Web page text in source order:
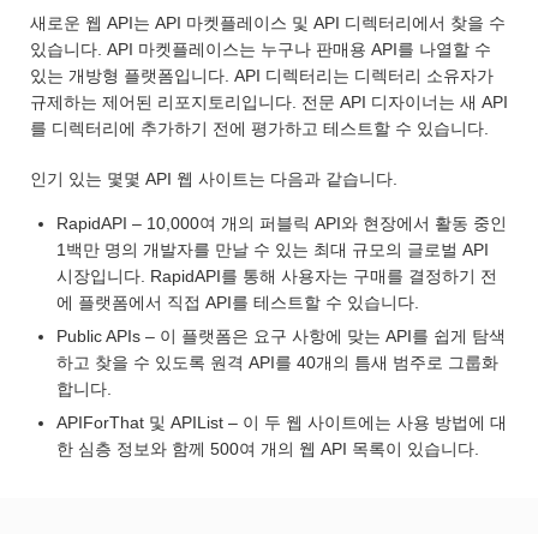
새로운 웹 API는 API 마켓플레이스 및 API 디렉터리에서 찾을 수
있습니다. API 마켓플레이스는 누구나 판매용 API를 나열할 수
있는 개방형 플랫폼입니다. API 디렉터리는 디렉터리 소유자가
규제하는 제어된 리포지토리입니다. 전문 API 디자이너는 새 API
를 디렉터리에 추가하기 전에 평가하고 테스트할 수 있습니다.
인기 있는 몇몇 API 웹 사이트는 다음과 같습니다.
RapidAPI – 10,000여 개의 퍼블릭 API와 현장에서 활동 중인
1백만 명의 개발자를 만날 수 있는 최대 규모의 글로벌 API
시장입니다. RapidAPI를 통해 사용자는 구매를 결정하기 전
에 플랫폼에서 직접 API를 테스트할 수 있습니다.
Public APIs – 이 플랫폼은 요구 사항에 맞는 API를 쉽게 탐색
하고 찾을 수 있도록 원격 API를 40개의 틈새 범주로 그룹화
합니다.
APIForThat 및 APIList – 이 두 웹 사이트에는 사용 방법에 대
한 심층 정보와 함께 500여 개의 웹 API 목록이 있습니다.